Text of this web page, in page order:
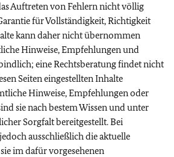
Auftreten von Fehlern nicht völlig
für Vollständigkeit, Richtigkeit
kann daher nicht übernommen
Hinweise, Empfehlungen und
eine Rechtsberatung findet nicht
Seiten eingestellten Inhalte
Hinweise, Empfehlungen oder
sie nach bestem Wissen und unter
Sorgfalt bereitgestellt. Bei
ausschließlich die aktuelle
im dafür vorgesehenen